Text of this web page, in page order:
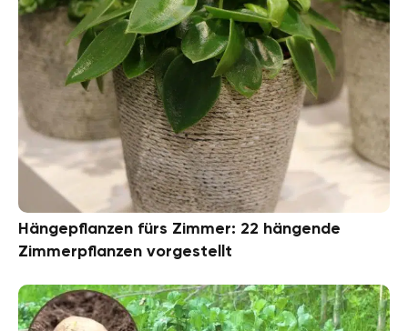
Hängepflanzen fürs Zimmer: 22 hängende
Zimmerpflanzen vorgestellt